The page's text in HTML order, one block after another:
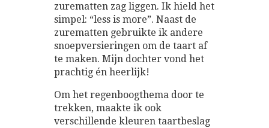
zurematten zag liggen. Ik hield het
simpel: “less is more”. Naast de
zurematten gebruikte ik andere
snoepversieringen om de taart af
te maken. Mijn dochter vond het
prachtig én heerlijk!
Om het regenboogthema door te
trekken, maakte ik ook
verschillende kleuren taartbeslag